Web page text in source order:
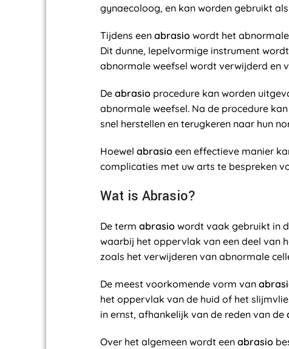
gynaecoloog, en kan worden gebruikt
Tijdens een abrasio wordt het
Dit dunne, lepelvormige instrument
abnormale weefsel wordt verwijderd en
De abrasio procedure kan worden
abnormale weefsel. Na de procedure
snel herstellen en terugkeren naar hun
Hoewel abrasio een effectieve manier
complicaties met uw arts te bespreken
Wat is Abrasio?
De term abrasio wordt vaak gebruikt in
waarbij het oppervlak van een deel van
zoals het verwijderen van abnormale
De meest voorkomende vorm van
het oppervlak van de huid of het
in ernst, afhankelijk van de reden van de
Over het algemeen wordt een abrasio